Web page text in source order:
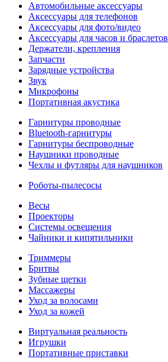
Автомобильные аксессуары
Аксессуары для телефонов
Аксессуары для фото/видео
Аксессуары для часов и браслетов
Держатели, крепления
Запчасти
Зарядные устройства
Звук
Микрофоны
Портативная акустика
Гарнитуры проводные
Bluetooth-гарнитуры
Гарнитуры беспроводные
Наушники проводные
Чехлы и футляры для наушников
Роботы-пылесосы
Весы
Проекторы
Системы освещения
Чайники и кипятильники
Триммеры
Бритвы
Зубные щетки
Массажеры
Уход за волосами
Уход за кожей
Виртуальная реальность
Игрушки
Портативные приставки